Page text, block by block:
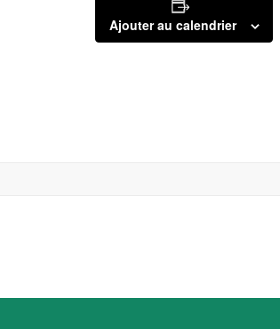
Ajouter au calendrier